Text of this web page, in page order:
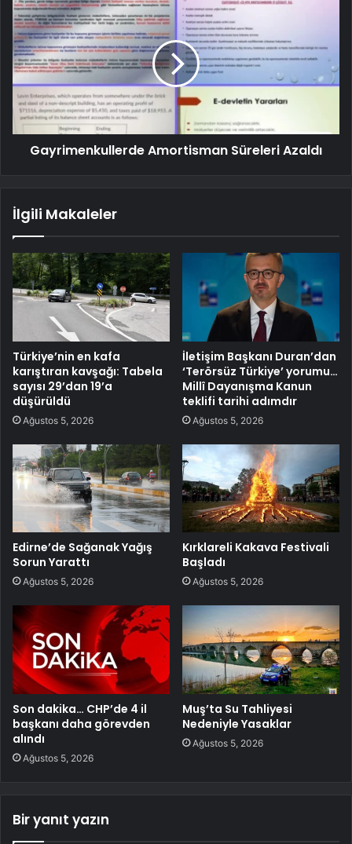
Gayrimenkullerde Amortisman Süreleri Azaldı
İlgili Makaleler
Türkiye’nin en kafa
karıştıran kavşağı: Tabela
sayısı 29’dan 19’a
düşürüldü
Ağustos 5, 2026
İletişim Başkanı Duran’dan
‘Terörsüz Türkiye’ yorumu…
Millî Dayanışma Kanun
teklifi tarihi adımdır
Ağustos 5, 2026
Edirne’de Sağanak Yağış
Sorun Yarattı
Ağustos 5, 2026
Kırklareli Kakava Festivali
Başladı
Ağustos 5, 2026
Son dakika… CHP’de 4 il
başkanı daha görevden
alındı
Ağustos 5, 2026
Muş’ta Su Tahliyesi
Nedeniyle Yasaklar
Ağustos 5, 2026
Bir yanıt yazın